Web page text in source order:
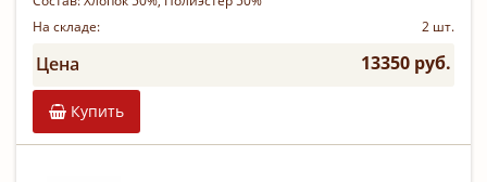
На складе:
2 шт.
Цена 13350 руб.
Купить